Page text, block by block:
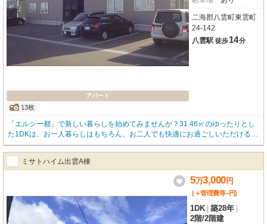
アパート
13枚
二海郡八雲町東雲町
24-142
八雲駅 徒歩14分
「エルシー都」で新しい暮らしを始めてみませんか？31.46㎡のゆったりとし
た1DKは、お一人暮らしはもちろん、お二人でも快適にお過ごしいただける広
さです。2階のお部屋で、北東向きの窓からは心地よい光が差し込むことでし
ょう。お料理好きには嬉しい電気コンロ付きのキッチン。バス・トイレ別、独
立洗面台も完備されており、毎日の準備もスムーズです。オール電化で光熱費
も抑えられ、電気暖房や電気温水器で冬も暖かく過ごせますね。フローリング
のお部屋はお掃除も楽々です。周辺環境も充実しており、ツルハドラッグまで
徒歩2分、マックスバリュやほっともっとも徒歩圏内！日々のお買い物やお食
事にも困りません。お車をお持ちの方には嬉しい無料駐車場1台分もございま
す。こちらは令和8年7月下旬に空き予定のお部屋です。新しい生活のスタート
ミサトハイム出雲A棟
5万3,000円
(＋管理費等-円)
1DK 築28年
2階/2階建